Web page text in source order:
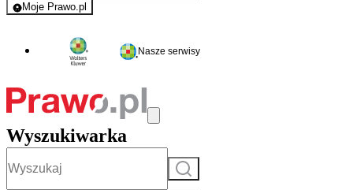
Moje Prawo.pl
- rejestracja i logowanie do serwisu
Nasze serwisy
Wyszukiwarka
Szukaj